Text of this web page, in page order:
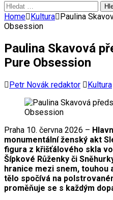
Vyhledávání
Home Kultura Paulina
Obsession
Paulina Skavová
Pure Obsession
Petr Novák redaktor Kultura
Praha 10. června 2026 –
monumentální ženský akt
figura z křišťálového skla
Šípkové Růženky či
hranice mezi snem,
tělo spočívá na
proměňuje se s každým